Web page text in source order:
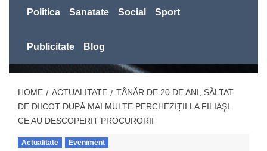
Politica Sanatate Social Sport
Publicitate Blog
HOME ACTUALITATE
TÂNĂR DE 20 DE ANI, SĂLTAT
DE DIICOT DUPĂ MAI MULTE PERCHEZIȚII LA FILIAŞI .
CE AU DESCOPERIT PROCURORII
Actualitate Eveniment